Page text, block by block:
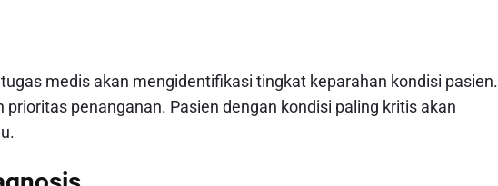
medis akan mengidentifikasi tingkat keparahan kondisi pasien.
penanganan. Pasien dengan kondisi paling kritis akan